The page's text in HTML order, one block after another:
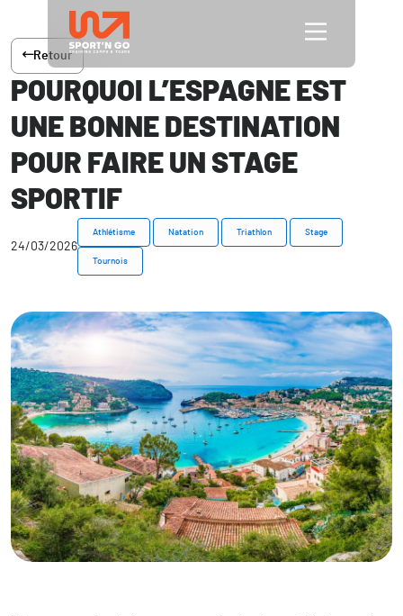
Retour
POURQUOI L’ESPAGNE EST
UNE BONNE DESTINATION
POUR FAIRE UN STAGE
SPORTIF
24/03/2026
Athlétisme Natation Triathlon Stage
Tournois